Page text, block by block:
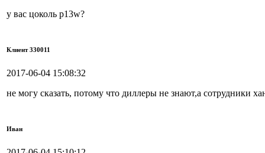
у вас цоколь p13w?
Клиент 330011
2017-06-04 15:08:32
не могу сказать, потому что диллеры не знают,а сотрудники
Иван